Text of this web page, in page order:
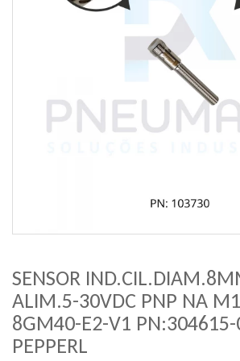
SENSOR
ALIM.5-30VDC PNP NA
8GM40-E2-V1
PEPPERL